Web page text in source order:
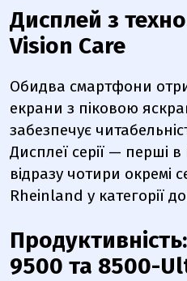
Дисплей з
Vision Care
Обидва смартфони
екрани з піковою
забезпечує
Дисплеї серії — перші
відразу чотири окремі
Rheinland у категорії
9500 та 8500-